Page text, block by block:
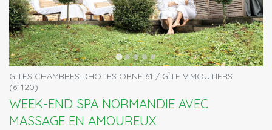
GITES CHAMBRES DHOTES ORNE 61 / GÎTE VIMOUTIERS
(61120)
WEEK-END SPA NORMANDIE AVEC
MASSAGE EN AMOUREUX